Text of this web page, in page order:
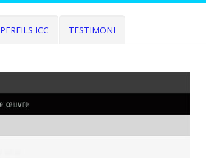
PERFILS ICC TESTIMONI